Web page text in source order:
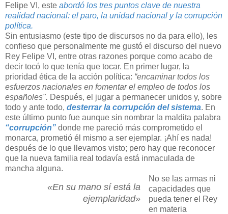
Felipe VI, este abordó los tres puntos clave de nuestra
realidad nacional: el paro, la unidad nacional y la corrupción
política.
Sin entusiasmo (este tipo de discursos no da para ello), les
confieso que personalmente me gustó el discurso del nuevo
Rey Felipe VI, entre otras razones porque como acabo de
decir tocó lo que tenía que tocar. En primer lugar, la
prioridad ética de la acción política: “encaminar todos los
esfuerzos nacionales en fomentar el empleo de todos los
españoles". Después, el jugar a permanecer unidos y, sobre
todo y ante todo, desterrar la corrupción del sistema. En
este último punto fue aunque sin nombrar la maldita palabra
“corrupción” donde me pareció más comprometido el
monarca, prometió él mismo a ser ejemplar. ¡Ahí es nada!
después de lo que llevamos visto; pero hay que reconocer
que la nueva familia real todavía está inmaculada de
mancha alguna.
«En su mano sí está la
ejemplaridad»
No se las armas ni
capacidades que
pueda tener el Rey
en materia